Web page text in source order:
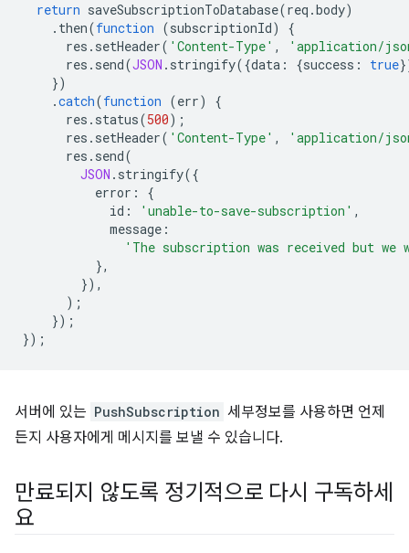
return saveSubscriptionToDatabase(req .body)
. then(function (subscriptionId)
{
res . setHeader( 'Content-Type' ,
'application/
res . send(JSON . stringify({data : {success : true
})
.catch(function (err)
{
res . status(500);
res . setHeader( 'Content-Type' ,
'application/
res . send(
JSON . stringify({
error :
{
id : 'unable-to-save-subscription' ,
message :
'The subscription was received but
},
}),
);
});
});
서버에 있는 PushSubscription 세부정보를 사용하면 언제
든지 사용자에게 메시지를 보낼 수 있습니다.
만료되지 않도록 정기적으로 다시 구독하세
요